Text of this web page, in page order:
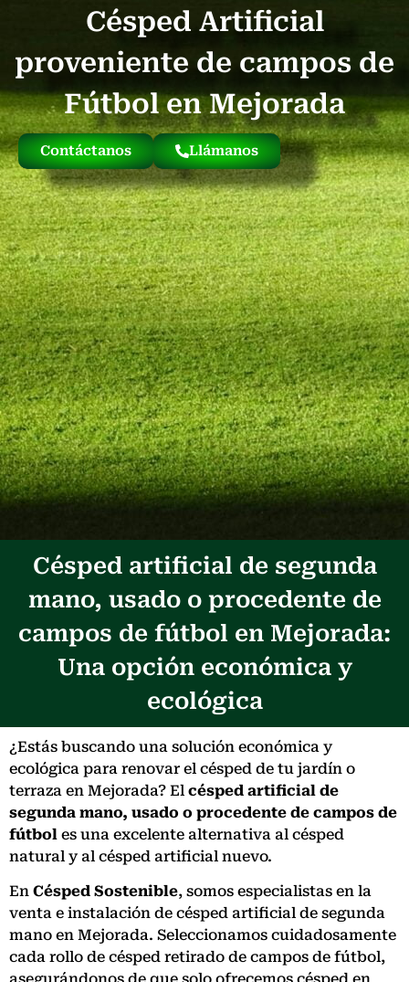
Césped Artificial
proveniente de campos de
Fútbol en Mejorada
Contáctanos Llámanos
Césped artificial de segunda
mano, usado o procedente de
campos de fútbol en Mejorada:
Una opción económica y
ecológica
¿Estás buscando una solución económica y
ecológica para renovar el césped de tu jardín o
terraza en Mejorada? El césped artificial de
segunda mano, usado o procedente de campos de
fútbol es una excelente alternativa al césped
natural y al césped artificial nuevo.
En Césped Sostenible, somos especialistas en la
venta e instalación de césped artificial de segunda
mano en Mejorada. Seleccionamos cuidadosamente
cada rollo de césped retirado de campos de fútbol,